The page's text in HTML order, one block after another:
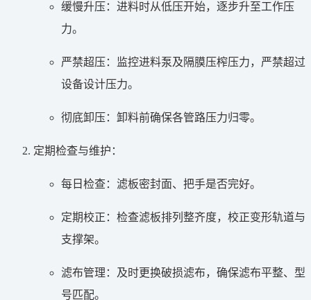
缓慢升压：进料时从低压开始，逐步升至工作压
力。
严禁超压：监控进料泵及隔膜压榨压力，严禁超过
设备设计压力。
彻底卸压：卸料前确保各管路压力归零。
定期检查与维护：
每日检查：滤板密封面、把手是否完好。
定期校正：检查滤板排列整齐度，校正变形轨道与
支撑架。
滤布管理：及时更换破损滤布，确保滤布平整、型
号匹配。